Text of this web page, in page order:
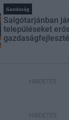
Gazdaság
Salgótarjánban
településeket
HIRDETÉS
HIRDETÉS